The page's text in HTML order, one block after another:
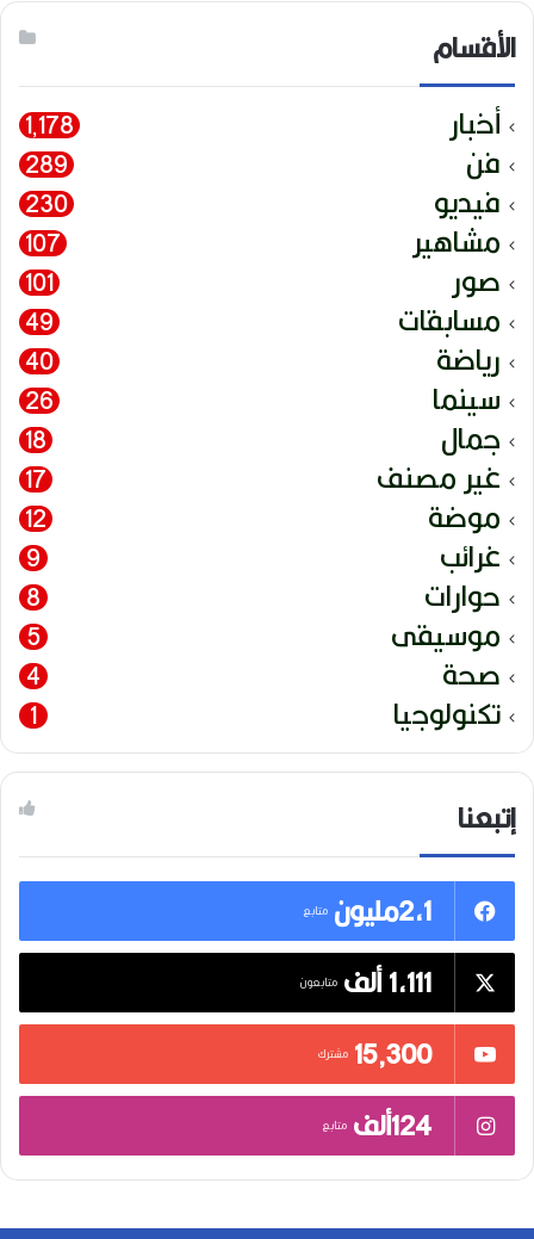
الأقسام
أخبار 1٬178
فن 289
فيديو 230
مشاهير 107
صور 101
مسابقات 49
رياضة 40
سينما 26
جمال 18
غير مصنف 17
موضة 12
غرائب 9
حوارات 8
موسيقى 5
صحة 4
تكنولوجيا 1
إتبعنا
2,1مليون
متابع
1,111 ألف متابعون
15٬300 مشترك
124ألف متابع